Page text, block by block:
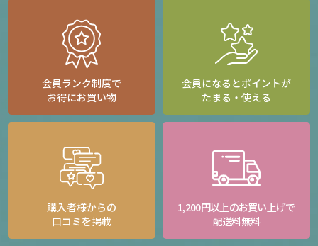
会員ランク制度で
お得にお買い物
会員になるとポイントが
たまる・使える
購入者様からの
口コミを掲載
1,200円以上のお買い上げで
配送料無料